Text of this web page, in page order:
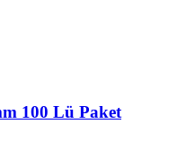
100 Lü Paket